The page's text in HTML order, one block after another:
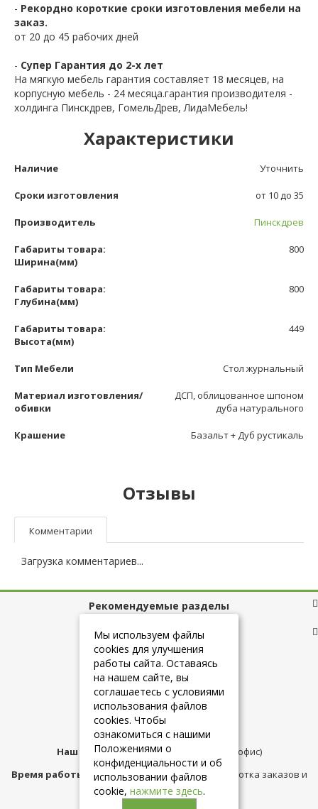
- Рекордно короткие сроки изготовления мебели на
заказ.
от 20 до 45 рабочих дней
- Супер Гарантия до 2-х лет
На мягкую мебель гарантия составляет 18 месяцев, на
корпусную мебель - 24 месяца.гарантия производителя -
холдинга Пинскдрев, ГомельДрев, ЛидаМебель!
Характеристики
Наличие Уточнить
Сроки изготовления от 10 до 35
Производитель Пинскдрев
Габариты товара:
Ширина(мм)
800
Габариты товара:
Глубина(мм)
800
Габариты товара:
Высота(мм)
449
Тип Мебели Стол журнальный
Материал изготовления/
обивки
ДСП, облицованное шпоном
дуба натурального
Крашение Базальт + Дуб рустикаль
Отзывы
Комментарии
Загрузка комментариев...
Рекомендуемые разделы
Полезные ссылки
+7 (925) 084-10-60
Наш адрес:Москва,ул.Плещеева д.12 (офис)
Время работы магазина:с 10:00 до 21:00 (обработка заказов и
консультация)
Мы используем файлы
cookies для улучшения
работы сайта. Оставаясь
на нашем сайте, вы
соглашаетесь с условиями
использования файлов
cookies. Чтобы
ознакомиться с нашими
Положениями о
конфиденциальности и об
использовании файлов
cookie, нажмите здесь.